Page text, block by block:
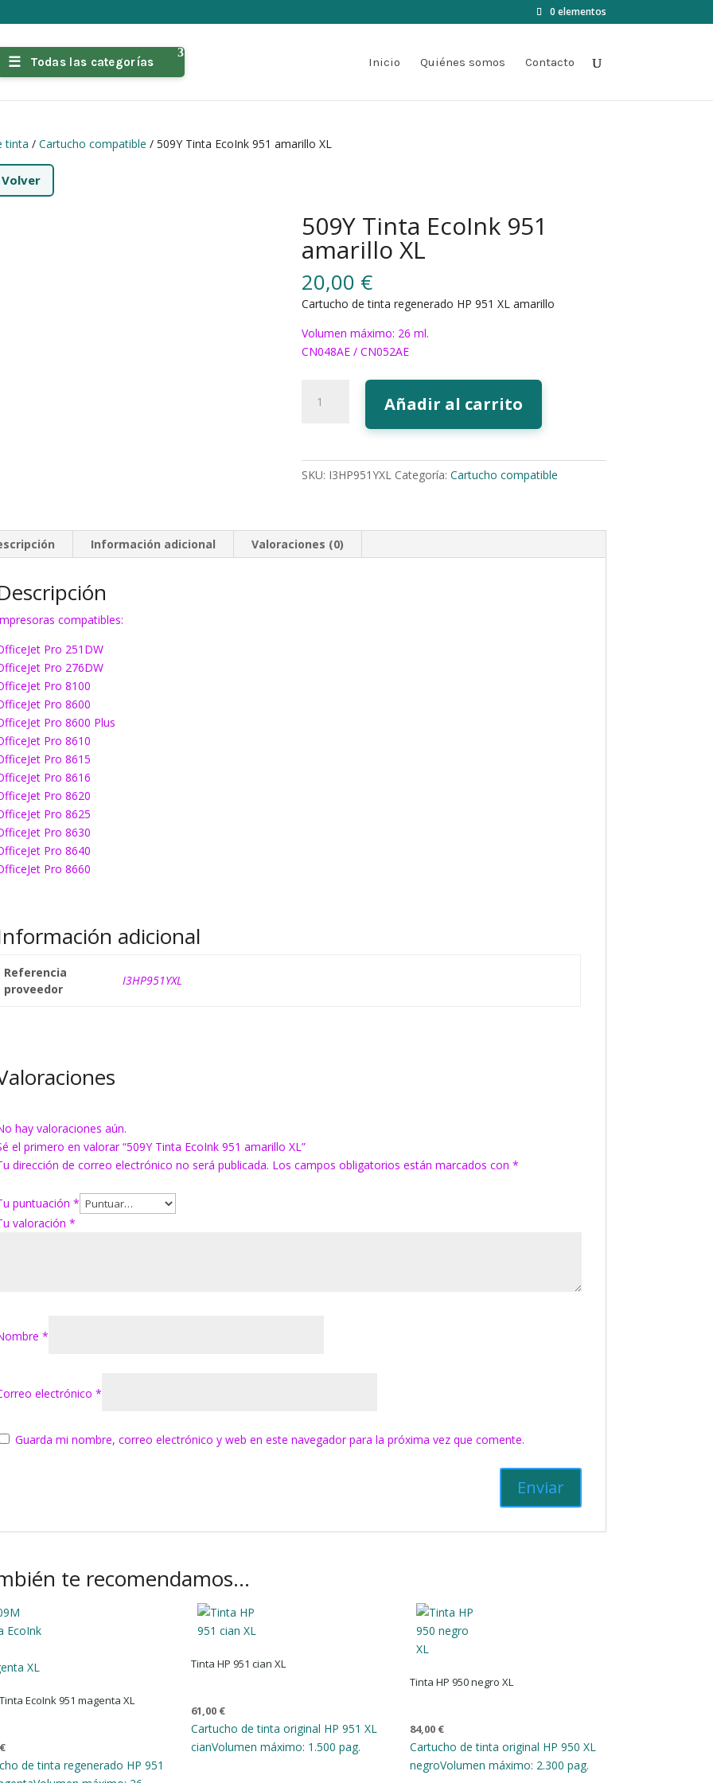
0 elementos
Todas las categorías Inicio Quiénes somos Contacto
tinta /Cartucho compatible / 509Y Tinta EcoInk 951 amarillo XL
Volver
509Y Tinta EcoInk 951
amarillo XL
20,00 €
Cartucho de tinta regenerado HP 951 XL amarillo
Volumen máximo: 26 ml.
CN048AE / CN052AE
Tinta
amarillo
XL
Añadir al carrito
SKU: I3HP951YXL Categoría: Cartucho compatible
Información adicional Valoraciones (0)
compatibles:
Pro 251DW
Pro 276DW
Pro 8100
Pro 8600
Pro 8600 Plus
Pro 8610
Pro 8615
Pro 8616
Pro 8620
Pro 8625
Pro 8630
Pro 8640
Pro 8660
adicional
Referencia
proveedor
I3HP951YXL
hay valoraciones aún.
el primero en valorar “509Y Tinta EcoInk 951 amarillo XL”
dirección de correo electrónico no será publicada. Los campos obligatorios están marcados con*
puntuación*
valoración*
*
electrónico*
Guarda mi nombre, correo electrónico y web en este navegador para la próxima vez que comente.
te recomendamos…
EcoInk 951 magenta XL
€
de tinta regenerado HP 951
Tinta HP 951 cian XL
61,00 €
Cartucho de tinta original HP 951 XL
cianVolumen máximo: 1.500 pag.
Tinta HP 950 negro XL
84,00 €
Cartucho de tinta original HP 950 XL
negroVolumen máximo: 2.300 pag.